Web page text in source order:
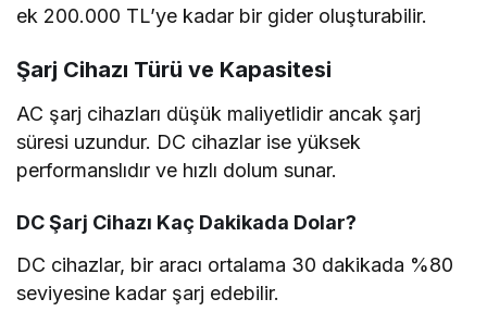
ek 200.000 TL’ye kadar bir gider oluşturabilir.
Şarj Cihazı Türü ve Kapasitesi
AC şarj cihazları düşük maliyetlidir ancak şarj
süresi uzundur. DC cihazlar ise yüksek
performanslıdır ve hızlı dolum sunar.
DC Şarj Cihazı Kaç Dakikada Dolar?
DC cihazlar, bir aracı ortalama 30 dakikada %80
seviyesine kadar şarj edebilir.